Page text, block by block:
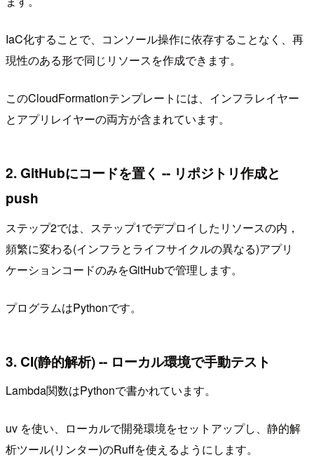
IaC化することで、コンソール操作に依存することなく、再
現性のある形で同じリソースを作成できます。
このCloudFormationテンプレートには、インフラレイヤー
とアプリレイヤーの両方が含まれています。
2. GitHubにコードを置く -- リポジトリ作成と
push
ステップ2では、ステップ1でデプロイしたリソースの内，
頻繁に変わる(インフラとライフサイクルの異なる)アプリ
ケーションコードのみをGitHubで管理します。
プログラムはPythonです。
3. CI(静的解析) -- ローカル環境で手動テスト
Lambda関数はPythonで書かれています。
uv を使い、ローカルで開発環境をセットアップし、静的解
析ツール(リンター)のRuffを使えるようにします。